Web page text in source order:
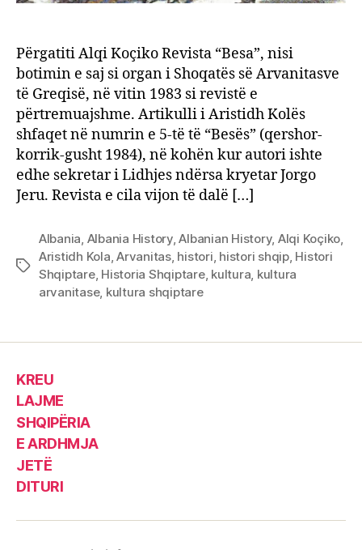
Përgatiti Alqi Koçiko Revista “Besa”, nisi
botimin e saj si organ i Shoqatës së Arvanitasve
të Greqisë, në vitin 1983 si revistë e
përtremuajshme. Artikulli i Aristidh Kolës
shfaqet në numrin e 5-të të “Besës” (qershor-
korrik-gusht 1984), në kohën kur autori ishte
edhe sekretar i Lidhjes ndërsa kryetar Jorgo
Jeru. Revista e cila vijon të dalë […]
Tags
Albania, Albania History,Albanian History, Alqi Koçiko,
Aristidh Kola,Arvanitas, histori, histori shqip, Histori
Shqiptare, Historia Shqiptare, kultura, kultura
arvanitase, kultura shqiptare
KREU
LAJME
SHQIPËRIA
E ARDHMJA
JETË
DITURI